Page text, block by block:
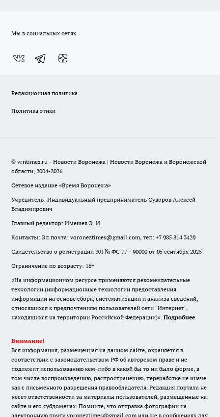
Мы в социальных сетях
Редакционная политика
Политика этики
© vrntimes.ru - Новости Воронежа | Новости Воронежа и Воронежской
области, 2004-2026
Сетевое издание «Время Воронежа»
Учредитель: Индивидуальный предприниматель Суворов Алексей
Владимирович
Главный редактор: Имешев Э. И.
Контакты: Эл.почта: voroneztimes@gmail.com, тел: +7 985 814 3429
Свидетельство о регистрации ЭЛ № ФС 77 - 90000 от 05 сентября 2025
Ограничение по возрасту: 16+
«На информационном ресурсе применяются рекомендательные
технологии (информационные технологии предоставления
информации на основе сбора, систематизации и анализа сведений,
относящихся к предпочтениям пользователей сети "Интернет",
находящихся на территории Российской Федерации)». Подробнее
Внимание!
Вся информация, размещенная на данном сайте, охраняется в
соответствии с законодательством РФ об авторском праве и не
подлежит использованию кем-либо в какой бы то ни было форме, в
том числе воспроизведению, распространению, переработке не иначе
как с письменного разрешения правообладателя. Редакция портала не
несет ответственности за материалы пользователей, размещенные на
сайте и его субдоменах. Помните, что отправка фотографии на
электронную почту voroneztimes@gmail.com или же в сообщениях для